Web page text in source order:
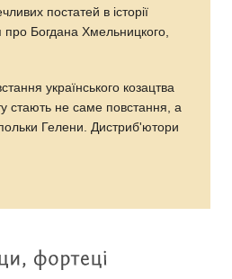
постатей в історії
про Богдана Хмельницкого,
українського козацтва
стають не саме повстання, а
Гелени. Дистриб'ютори